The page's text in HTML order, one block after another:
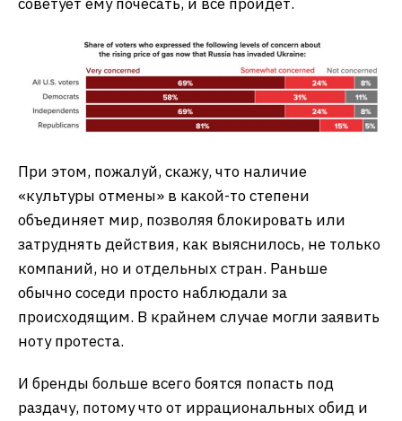
советует ему почесать, и всё пройдёт.
При этом, пожалуй, скажу, что наличие
«культуры отмены» в какой-то степени
объединяет мир, позволяя блокировать или
затруднять действия, как выяснилось, не только
компаний, но и отдельных стран. Раньше
обычно соседи просто наблюдали за
происходящим. В крайнем случае могли заявить
ноту протеста.
И бренды больше всего боятся попасть под
раздачу, потому что от иррациональных обид и